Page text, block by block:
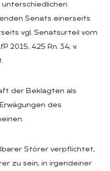
unterschiedlichen
Senats einerseits
vgl. Senatsurteil vom
2015, 425 Rn. 34; v.
der Beklagten als
des
Störer verpflichtet,
zu sein, in irgendeiner